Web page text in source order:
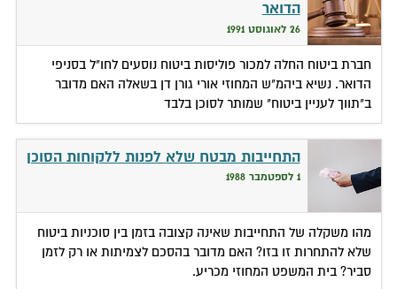
הדואר
26 לאוגוסט 1991
חברת ביטוח החלה למכור פוליסות ביטוח נוסעים לחו"ל בסניפי
הדואר. נשיא ביהמ"ש המחוזי אורי גורן דן בשאלה האם מדובר
ב"תווך לעניין ביטוח" שמותר לסוכן בלבד
התחייבות מבטח שלא לפנות ללקוחות הסוכן
1 לספטמבר 1988
מהו משקלה של התחייבות שאינה קצובה בזמן בין סוכניות ביטוח
שלא להתחרות זו בזו? האם מדובר בהסכם לצמיתות או רק לזמן
סביר? בית המשפט המחוזי מכריע.